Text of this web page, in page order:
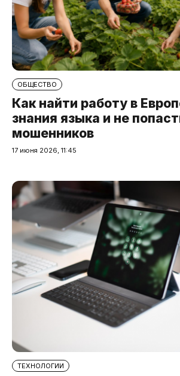
ОБЩЕСТВО
Как найти работу в
знания языка и не
мошенников
17 июня 2026, 11:45
ТЕХНОЛОГИИ